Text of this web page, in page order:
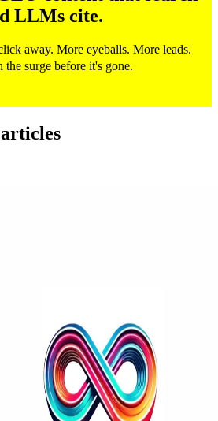
LLMs cite.
away. More eyeballs. More leads.
surge before it's gone.